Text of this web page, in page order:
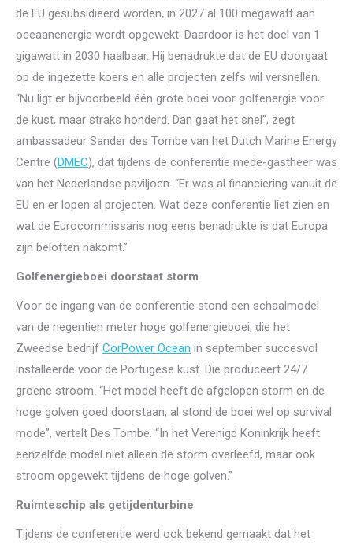
de EU gesubsidieerd worden, in 2027 al 100 megawatt aan
oceaanenergie wordt opgewekt. Daardoor is het doel van 1
gigawatt in 2030 haalbaar. Hij benadrukte dat de EU doorgaat
op de ingezette koers en alle projecten zelfs wil versnellen.
“Nu ligt er bijvoorbeeld één grote boei voor golfenergie voor
de kust, maar straks honderd. Dan gaat het snel”, zegt
ambassadeur Sander des Tombe van het Dutch Marine Energy
Centre (DMEC), dat tijdens de conferentie mede-gastheer was
van het Nederlandse paviljoen. “Er was al financiering vanuit de
EU en er lopen al projecten. Wat deze conferentie liet zien en
wat de Eurocommissaris nog eens benadrukte is dat Europa
zijn beloften nakomt.”
Golfenergieboei doorstaat storm
Voor de ingang van de conferentie stond een schaalmodel
van de negentien meter hoge golfenergieboei, die het
Zweedse bedrijf CorPower Ocean in september succesvol
installeerde voor de Portugese kust. Die produceert 24/7
groene stroom. “Het model heeft de afgelopen storm en de
hoge golven goed doorstaan, al stond de boei wel op survival
mode”, vertelt Des Tombe. “In het Verenigd Koninkrijk heeft
eenzelfde model niet alleen de storm overleefd, maar ook
stroom opgewekt tijdens de hoge golven.”
Ruimteschip als getijdenturbine
Tijdens de conferentie werd ook bekend gemaakt dat het